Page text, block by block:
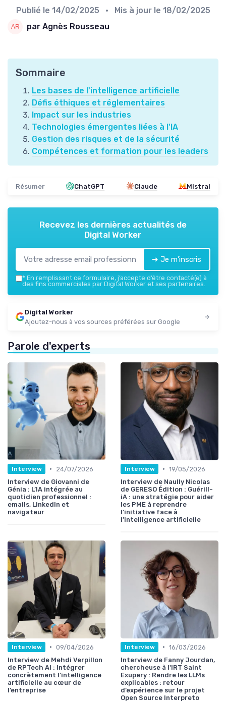
Publié le 14/02/2025 • Mis à jour le 18/02/2025
par Agnès Rousseau
Sommaire
Les bases de l'intelligence artificielle
Défis éthiques et réglementaires
Impact sur les industries
Technologies émergentes liées à l'IA
Gestion des risques et de la sécurité
Compétences et formation pour les leaders
Résumer ChatGPT Claude Mistral
Recevez les dernières actualités de
Digital Worker
➔ Je m'inscris
* En remplissant ce formulaire, j’accepte d’être contacté(e) à
des fins commerciales par Digital Worker et ses partenaires.
Digital Worker
Ajoutez-nous à vos sources préférées sur Google
Parole d'experts
Interview •
24/07/2026
Interview de Giovanni de
Génia : L’IA intégrée au
quotidien professionnel :
emails, LinkedIn et
navigateur
Interview • 19/05/2026
Interview de Naully Nicolas
de GERESO Édition : Guérill-
iA : une stratégie pour aider
les PME à reprendre
l’initiative face à
l’intelligence artificielle
Interview • 09/04/2026
Interview de Mehdi Verpillon
de RPTech AI : Intégrer
concrètement l’intelligence
artificielle au cœur de
l’entreprise
Interview • 16/03/2026
Interview de Fanny Jourdan,
chercheuse à l'IRT Saint
Exupery : Rendre les LLMs
explicables : retour
d’expérience sur le projet
Open Source Interpreto